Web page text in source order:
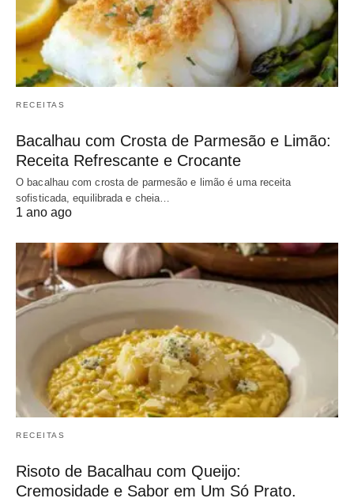
RECEITAS
Bacalhau com Crosta de Parmesão e Limão:
Receita Refrescante e Crocante
O bacalhau com crosta de parmesão e limão é uma receita
sofisticada, equilibrada e cheia…
1 ano ago
RECEITAS
Risoto de Bacalhau com Queijo:
Cremosidade e Sabor em Um Só Prato.